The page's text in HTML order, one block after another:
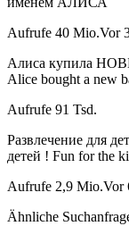
Aufrufe 40 Mio.Vor
Алиса купила
Alice bought a new
Aufrufe 91 Tsd.
Развлечение для
детей ! Fun for the
Aufrufe 2,9 Mio.Vor
Ähnliche